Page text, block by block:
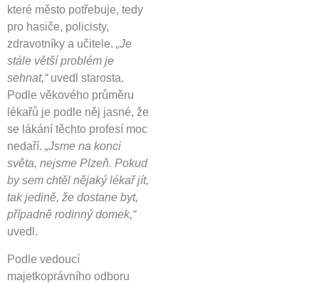
které město potřebuje, tedy
pro hasiče, policisty,
zdravotníky a učitele. „Je
stále větší problém je
sehnat,“uvedl starosta.
Podle věkového průměru
lékařů je podle něj jasné, že
se lákání těchto profesí moc
nedaří. „Jsme na konci
světa, nejsme Plzeň. Pokud
by sem chtěl nějaký lékař jít,
tak jedině, že dostane byt,
případně rodinný domek,“
uvedl.
Podle vedoucí
majetkoprávního odboru